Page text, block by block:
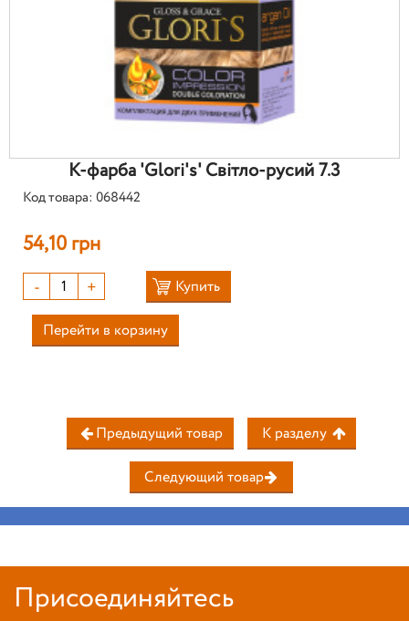
К-фарба 'Glori's' Світло-русий 7.3
Код товара: 068442
54,10 грн
- + Купить
Перейти в корзину
Предыдущий товар К разделу
Следующий товар
Присоединяйтесь